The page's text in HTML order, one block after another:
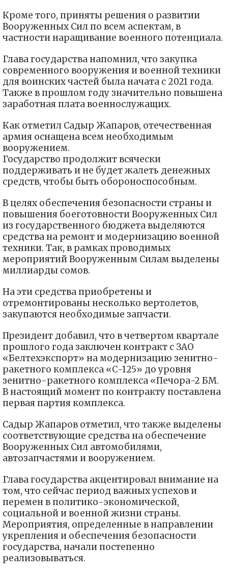
Кроме того, приняты решения о развитии
Вооруженных Сил по всем аспектам, в
частности наращивание военного потенциала.
Глава государства напомнил, что закупка
современного вооружения и военной техники
для воинских частей была начата с 2021 года.
Также в прошлом году значительно повышена
заработная плата военнослужащих.
Как отметил Садыр Жапаров, отечественная
армия оснащена всем необходимым
вооружением.
Государство продолжит всячески
поддерживать и не будет жалеть денежных
средств, чтобы быть обороноспособным.
В целях обеспечения безопасности страны и
повышения боеготовности Вооруженных Сил
из государственного бюджета выделяются
средства на ремонт и модернизацию военной
техники. Так, в рамках проводимых
мероприятий Вооруженным Силам выделены
миллиарды сомов.
На эти средства приобретены и
отремонтированы несколько вертолетов,
закупаются необходимые запчасти.
Президент добавил, что в четвертом квартале
прошлого года заключен контракт с ЗАО
«Белтехэкспорт» на модернизацию зенитно-
ракетного комплекса «С-125» до уровня
зенитно-ракетного комплекса «Печора-2 БМ.
В настоящий момент по контракту поставлена
первая партия комплекса.
Садыр Жапаров отметил, что также выделены
соответствующие средства на обеспечение
Вооруженных Сил автомобилями,
автозапчастями и вооружением.
Глава государства акцентировал внимание на
том, что сейчас период важных успехов и
перемен в политико-экономической,
социальной и военной жизни страны.
Мероприятия, определенные в направлении
укрепления и обеспечения безопасности
государства, начали постепенно
реализовываться.